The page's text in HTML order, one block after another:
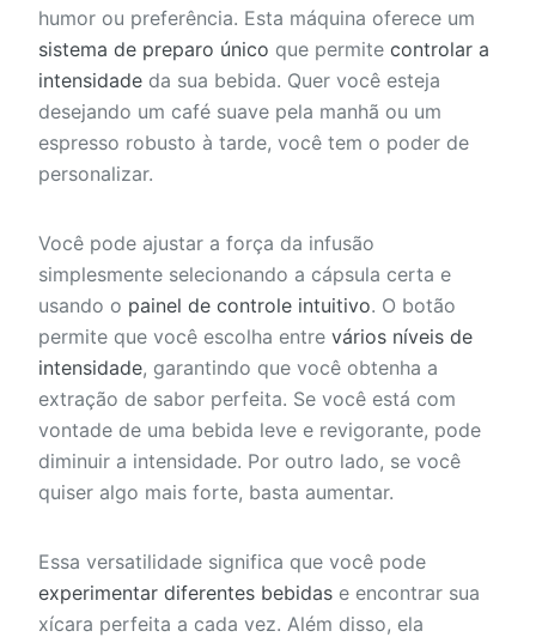
humor ou preferência. Esta máquina oferece um
sistema de preparo único que permite controlar a
intensidade da sua bebida. Quer você esteja
desejando um café suave pela manhã ou um
espresso robusto à tarde, você tem o poder de
personalizar.
Você pode ajustar a força da infusão
simplesmente selecionando a cápsula certa e
usando o painel de controle intuitivo. O botão
permite que você escolha entre vários níveis de
intensidade, garantindo que você obtenha a
extração de sabor perfeita. Se você está com
vontade de uma bebida leve e revigorante, pode
diminuir a intensidade. Por outro lado, se você
quiser algo mais forte, basta aumentar.
Essa versatilidade significa que você pode
experimentar diferentes bebidas e encontrar sua
xícara perfeita a cada vez. Além disso, ela